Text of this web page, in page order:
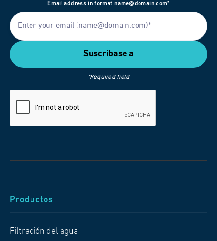
Email address in format name@domain.com*
*Required field
Productos
Filtración del agua